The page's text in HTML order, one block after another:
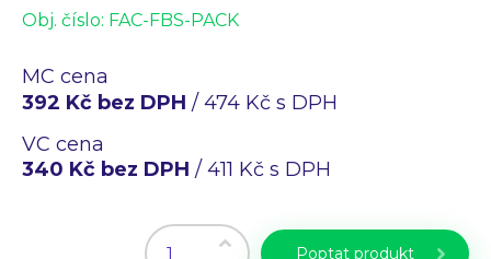
Průmyslové PC
WiFi Produkty
Mechanická výroba
Laserové gravírování
Obj. číslo: FAC-FBS-PACK
MC cena
392 Kč bez DPH / 474 Kč s DPH
VC cena
340 Kč bez DPH / 411 Kč s DPH
Poptat produkt